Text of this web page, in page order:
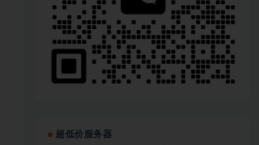
超低价服务器